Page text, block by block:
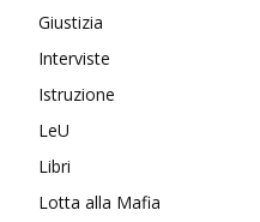
Giustizia
Interviste
Istruzione
LeU
Libri
Lotta alla Mafia